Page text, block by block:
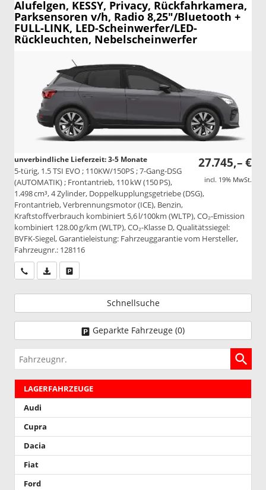
Alufelgen, KESSY, Privacy, Rückfahrkamera,
Parksensoren v/h, Radio 8,25"/Bluetooth +
FULL-LINK, LED-Scheinwerfer/LED-
Rückleuchten, Nebelscheinwerfer
27.745,– €
incl. 19% MwSt.
unverbindliche Lieferzeit: 3-5 Monate
5-türig, 1.5 TSI EVO ; 110KW/150PS ; 7-Gang-DSG
(AUTOMATIK) ; Frontantrieb, 110 kW (150 PS),
1.498 cm³, 4 Zylinder, Doppelkupplungsgetriebe (DSG),
Frontantrieb, Verbrennungsmotor (ICE), Benzin,
Kraftstoffverbrauch kombiniert 5,6 l/100km (WLTP), CO₂-Emission
kombiniert 128.00 g/km (WLTP), CO₂-Klasse D, Qualitätssiegel:
BVFK-Siegel, Garantieleistung: Fahrzeuggarantie vom Hersteller,
Fahrzeugnr.: 128116
Wir rufen Sie anPDF-Datei, Fahrzeugexposé drucken
Schnellsuche
Geparkte Fahrzeuge (0)
Fahrzeugnr.
LAGERFAHRZEUGE
Audi
Cupra
Dacia
Fiat
Ford